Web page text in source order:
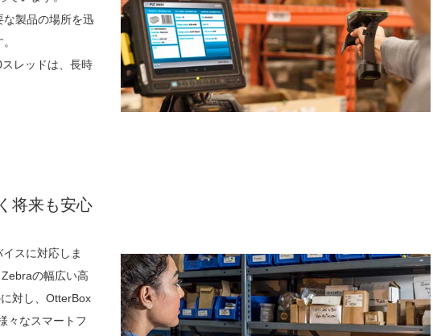
製品の場所を迅
レッドは、長時
将来も安心
スに対応しま
の幅広い高
対し、OtterBox
々なスマートフ